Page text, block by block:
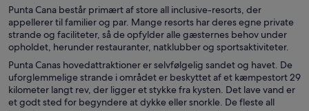
Punta Cana består primært af store all inclusive-resorts, der
appellerer til familier og par. Mange resorts har deres egne private
strande og faciliteter, så de opfylder alle gæsternes behov under
opholdet, herunder restauranter, natklubber og sportsaktiviteter.
Punta Canas hovedattraktioner er selvfølgelig sandet og havet. De
uforglemmelige strande i området er beskyttet af et kæmpestort 29
kilometer langt rev, der ligger et stykke fra kysten. Det lave vand er
et godt sted for begyndere at dykke eller snorkle. De fleste all